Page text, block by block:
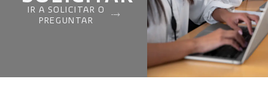
IR A SOLICITAR O
PREGUNTAR